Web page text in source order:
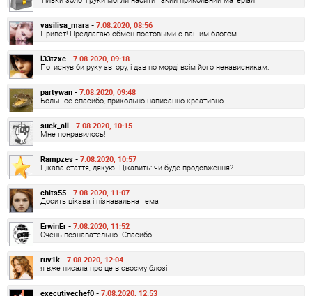
vasilisa_mara - 7.08.2020, 08:56
Привет! Предлагаю обмен постовыми с вашим блогом.
l33tzxc - 7.08.2020, 09:18
Потиснув би руку автору, і дав по морді всім його ненависникам.
partywan - 7.08.2020, 09:48
Большое спасибо, прикольно написанно креативно
suck_all - 7.08.2020, 10:15
Мне понравилось!
Rampzes - 7.08.2020, 10:57
Цікава стаття, дякую. Цікавить: чи буде продовження?
chits55 - 7.08.2020, 11:07
Досить цікава і пізнавальна тема
ErwinEr - 7.08.2020, 11:52
Очень познавательно. Спасибо.
ruv1k - 7.08.2020, 12:04
я вже писала про це в своєму блозі
executivechef0 - 7.08.2020, 12:53